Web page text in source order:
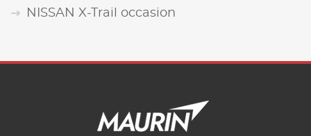
NISSAN X-Trail occasion